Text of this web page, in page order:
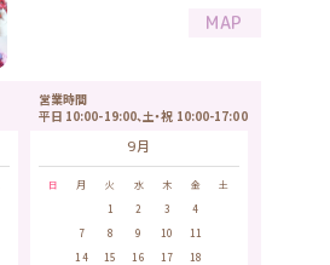
MAP
営業時間
平日 10:00-19:00、土・祝 10:00-17:00
9月
日 月 火 水 木 金
土
1
2 3 4
7 8 9 10 11
14 15 16 17 18